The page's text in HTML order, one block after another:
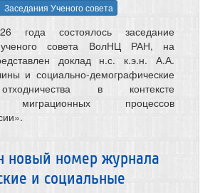
Заседания Ученого совета
года состоялось заседание
ученого совета ВолНЦ РАН, на
доклад н.с. к.э.н. А.А.
и социально-демографические
в контексте
миграционных процессов
новый номер журнала
и социальные